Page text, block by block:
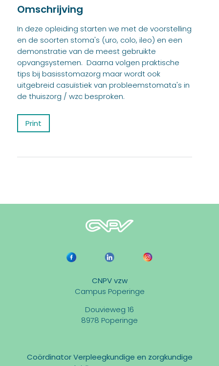
Omschrijving
In deze opleiding starten we met de voorstelling
en de soorten stoma's (uro, colo, ileo) en een
demonstratie van de meest gebruikte
opvangsystemen. Daarna volgen praktische
tips bij basisstomazorg maar wordt ook
uitgebreid casuïstiek van probleemstomata's in
de thuiszorg / wzc besproken.
Print
CNPV vzw
Campus Poperinge
Douvieweg 16
8978 Poperinge
Coördinator Verpleegkundige en zorgkundige